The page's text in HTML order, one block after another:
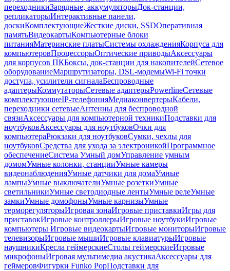
переходникиЗарядные, аккумуляторыДок-станции,
репликаторыИнтерактивные панели,
доскиКомплектующиеЖесткие диски, SSDОперативная
памятьВидеокартыКомпьютерные блоки
питанияМатеринские платыСистемы охлажденияКорпуса для
компьютеровПроцессорыОптические приводыАксессуары
для корпусов ПКБоксы, док-станции для накопителейСетевое
оборудованиеМаршрутизаторы, DSL-модемыWi-Fi точки
доступа, усилители сигналаБеспроводные
адаптерыКоммутаторыСетевые адаптерыPowerlineСетевые
комплектующиеIP-телефонияМедиаконвертерыКабели,
переходники сетевыеАнтенны для беспроводной
связиАксессуары для компьютерной техникиПодставки для
ноутбуковАксессуары для ноутбуковОчки для
компьютераРюкзаки для ноутбуковСумки, чехлы для
ноутбуковСредства для ухода за электроникойПрограммное
обеспечениеСистема Умный домУправление умным
домомУмные колонки, станцииУмные камеры
видеонаблюденияУмные датчики для домаУмные
лампыУмные выключателиУмные розеткиУмные
светильникиУмные светодиодные лентыУмные релеУмные
замкиУмные домофоныУмные карнизыУмные
терморегуляторыИгровая зонаИгровые приставкиИгры для
приставокИгровые контроллерыИгровые ноутбукиИгровые
компьютеры Игровые видеокартыИгровые мониторыИгровые
телевизорыИгровые мышиИгровые клавиатурыИгровые
наушникиКресла геймерскиеСтолы геймерскиеИгровые
микрофоныИгровая мультимедиа акустикаАксессуары для
геймеровФигурки Funko PopПодставки для